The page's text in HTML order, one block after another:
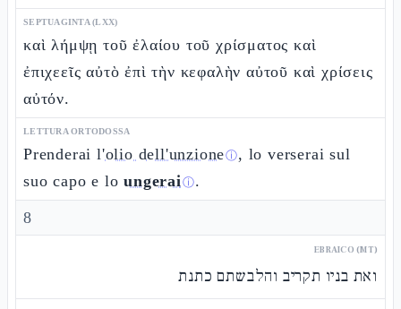
SEPTUAGINTA (LXX)
καὶ λήμψῃ τοῦ ἐλαίου τοῦ χρίσματος καὶ
ἐπιχεεῖς αὐτὸ ἐπὶ τὴν κεφαλὴν αὐτοῦ καὶ χρίσεις
αὐτόν.
LETTURA ORTODOSSA
Prenderai l'olio dell'unzioneⓘ, lo verserai sul
suo capo e loungeraiⓘ.
8
EBRAICO (MT)
ואת בניו תקריב והלבשתם כתנת